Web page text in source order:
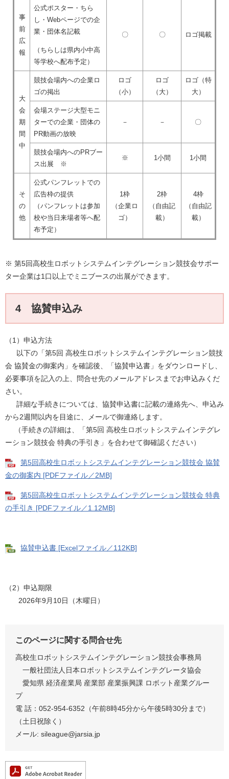
事
前
広
報
公式ポスター・ちら
し・Webページでの企
業・団体名記載
（ちらしは県内小中高
等学校へ配布予定）
〇 〇 ロゴ掲載
大
会
期
間
中
競技会場内への企業ロ
ゴの掲出
ロゴ
（小）
ロゴ
（大）
ロゴ（特
大）
会場ステージ大型モニ
ターでの企業・団体の
PR動画の放映
－ － 〇
競技会場内へのPRブー
ス出展 ※
※ 1小間 1小間
そ
の
他
公式パンフレットでの
広告枠の提供
（パンフレットは参加
校や当日来場者等へ配
布予定）
1枠
（企業ロ
ゴ）
2枠
（自由記
載）
4枠
（自由記
載）
※ 第5回高校生ロボットシステムインテグレーション競技会サポー
ター企業は1口以上でミニブースの出展ができます。
4 協賛申込み
（1）申込方法
以下の「第5回 高校生ロボットシステムインテグレーション競技
会 協賛金の御案内」を確認後、「協賛申込書」をダウンロードし、
必要事項を記入の上、問合せ先のメールアドレスまでお申込みくだ
さい。
詳細な手続きについては、協賛申込書に記載の連絡先へ、申込み
から2週間以内を目途に、メールで御連絡します。
（手続きの詳細は、「第5回 高校生ロボットシステムインテグレ
ーション競技会 特典の手引き」を合わせて御確認ください）
第5回高校生ロボットシステムインテグレーション競技会 協賛
金の御案内 [PDFファイル／2MB]
第5回高校生ロボットシステムインテグレーション競技会 特典
の手引き [PDFファイル／1.12MB]
協賛申込書 [Excelファイル／112KB]
（2）申込期限
2026年9月10日（木曜日）​
このページに関する問合せ先
高校生ロボットシステムインテグレーション競技会事務局
一般社団法人日本ロボットシステムインテグレータ協会
愛知県 経済産業局 産業部 産業振興課 ロボット産業グルー
プ
電 話：052-954-6352（午前8時45分から午後5時30分まで）
（土日祝除く）
メール: sileague@jarsia.jp